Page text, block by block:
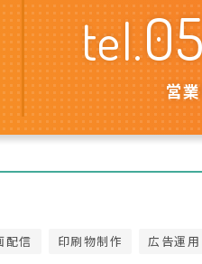
tel.
営
配信 印刷物制作 広告運用